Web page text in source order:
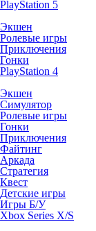
PlayStation 5
Экшен
Ролевые игры
Приключения
Гонки
PlayStation 4
Экшен
Симулятор
Ролевые игры
Гонки
Приключения
Файтинг
Аркада
Стратегия
Квест
Детские игры
Игры Б/У
Xbox Series X/S